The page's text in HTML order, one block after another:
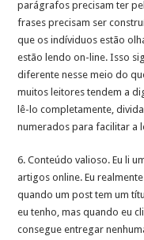
parágrafos precisam ter
frases precisam ser
que os indíviduos estão
estão lendo on-line. Isso
diferente nesse meio do
muitos leitores tendem a
lê-lo completamente,
numerados para facilitar a
6. Conteúdo valioso. Eu li
artigos online. Eu
quando um post tem um
eu tenho, mas quando eu
consegue entregar